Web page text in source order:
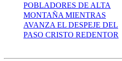
POBLADORES DE ALTA
MONTAÑA MIENTRAS
AVANZA EL DESPEJE DEL
PASO CRISTO REDENTOR